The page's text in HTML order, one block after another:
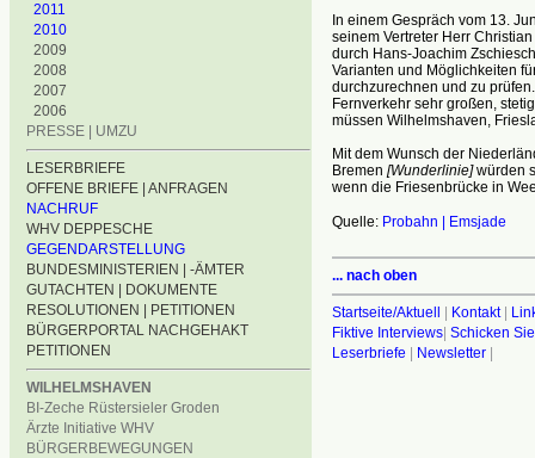
2011
2010
2009
2008
2007
2006
PRESSE | UMZU
LESERBRIEFE
OFFENE BRIEFE | ANFRAGEN
NACHRUF
WHV DEPPESCHE
GEGENDARSTELLUNG
BUNDESMINISTERIEN | -ÄMTER
GUTACHTEN | DOKUMENTE
RESOLUTIONEN | PETITIONEN
BÜRGERPORTAL NACHGEHAKT
PETITIONEN
WILHELMSHAVEN
BI-Zeche Rüstersieler Groden
Ärzte Initiative WHV
BÜRGERBEWEGUNGEN
In einem Gespräch vom 13.
seinem Vertreter Herr
durch Hans-Joachim
Varianten und Möglichkeiten
durchzurechnen und zu
Fernverkehr sehr großen,
müssen Wilhelmshaven,
Mit dem Wunsch der
Bremen [Wunderlinie]würden
wenn die Friesenbrücke in
Quelle: Probahn | Emsjade
... nach oben
Startseite/Aktuell | Kontakt|
Fiktive Interviews| Schicken
Leserbriefe | Newsletter|